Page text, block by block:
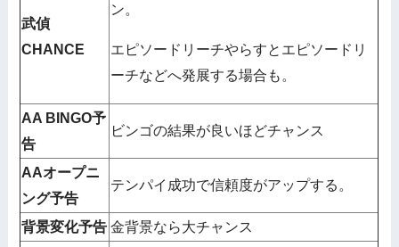
武偵
CHANCE
ン。
エピソードリーチやらすとエピソードリ
ーチなどへ発展する場合も。
AA BINGO予
告
ビンゴの結果が良いほどチャンス
AAオープニ
ング予告
テンパイ成功で信頼度がアップする。
背景変化予告 金背景なら大チャンス